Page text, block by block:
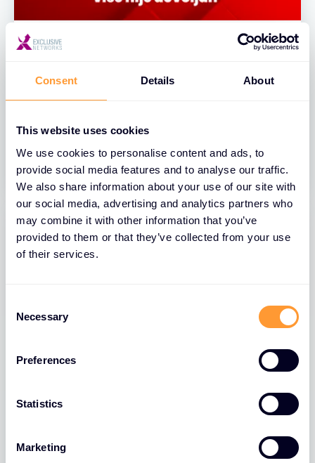
Consent Details About
This website uses cookies
We use cookies to personalise content and ads, to
provide social media features and to analyse our traffic.
We also share information about your use of our site with
our social media, advertising and analytics partners who
may combine it with other information that you’ve
provided to them or that they’ve collected from your use
of their services.
Necessary
Preferences
Statistics
Marketing
Falcon Prevent: Zašto tradicionalni
antivirus više nije dovoljan za SMB
30 ЈУЛ 2026
Falcon Insight XDR: Zašto SMB